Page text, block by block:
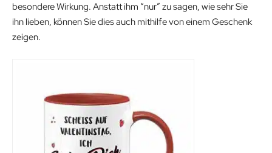
besondere Wirkung. Anstatt ihm “nur” zu sagen, wie sehr Sie
ihn lieben, können Sie dies auch mithilfe von einem Geschenk
zeigen.